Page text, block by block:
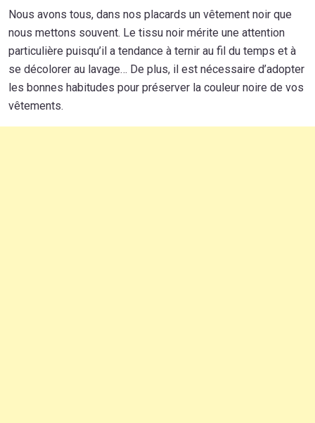
Nous avons tous, dans nos placards un vêtement noir que
nous mettons souvent. Le tissu noir mérite une attention
particulière puisqu’il a tendance à ternir au fil du temps et à
se décolorer au lavage… De plus, il est nécessaire d’adopter
les bonnes habitudes pour préserver la couleur noire de vos
vêtements.